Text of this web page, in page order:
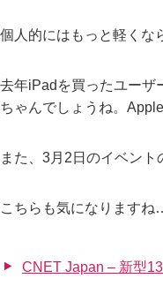
個人的にはもっと軽くな
去年iPadを買ったユーザ
ちゃんでしょうね。
また、3月2日のイベン
こちらも気になりますね
CNET Japan – 新型